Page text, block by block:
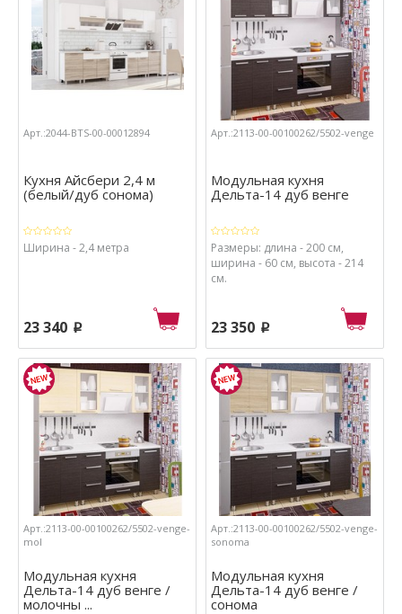
Арт.:2044-BTS-00-00012894
Кухня Айсбери 2,4 м
(белый/дуб сонома)
Ширина - 2,4 метра
23 340 p
Арт.:2113-00-00100262/5502-venge
Модульная кухня
Дельта-14 дуб венге
Размеры: длина - 200 см,
ширина - 60 см, высота - 214
см.
23 350 p
Арт.:2113-00-00100262/5502-venge-
mol
Модульная кухня
Дельта-14 дуб венге /
молочны ...
Арт.:2113-00-00100262/5502-venge-
sonoma
Модульная кухня
Дельта-14 дуб венге /
сонома